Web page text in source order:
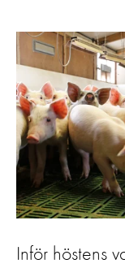
Inför höstens